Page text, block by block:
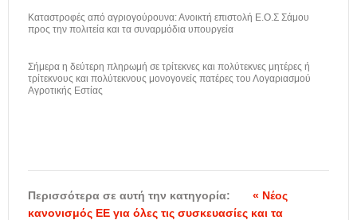
Καταστροφές από αγριογούρουνα: Ανοικτή επιστολή Ε.Ο.Σ Σάμου
προς την πολιτεία και τα συναρμόδια υπουργεία
Σήμερα η δεύτερη πληρωμή σε τρίτεκνες και πολύτεκνες μητέρες ή
τρίτεκνους και πολύτεκνους μονογονείς πατέρες του Λογαριασμού
Αγροτικής Εστίας
Περισσότερα σε αυτή την κατηγορία:
« Νέος
κανονισμός EE για όλες τις συσκευασίες και τα